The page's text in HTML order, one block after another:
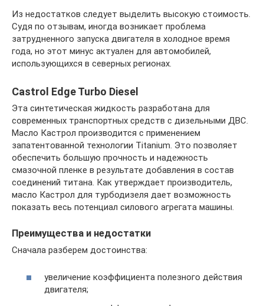
Из недостатков следует выделить высокую стоимость.
Судя по отзывам, иногда возникает проблема
затрудненного запуска двигателя в холодное время
года, но этот минус актуален для автомобилей,
использующихся в северных регионах.
Castrol Edge Turbo Diesel
Эта синтетическая жидкость разработана для
современных транспортных средств с дизельными ДВС.
Масло Кастрол производится с применением
запатентованной технологии Titanium. Это позволяет
обеспечить большую прочность и надежность
смазочной пленке в результате добавления в состав
соединений титана. Как утверждает производитель,
масло Кастрол для турбодизеля дает возможность
показать весь потенциал силового агрегата машины.
Преимущества и недостатки
Сначала разберем достоинства:
увеличение коэффициента полезного действия
двигателя;